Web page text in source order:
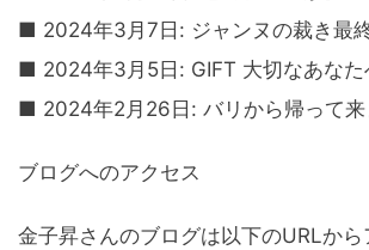
■ 2024年3月7日: ジャンヌの裁き最終
■ 2024年3月5日: GIFT 大切なあなた
■ 2024年2月26日: バリから帰って来
ブログへのアクセス
金子昇さんのブログは以下のURLから